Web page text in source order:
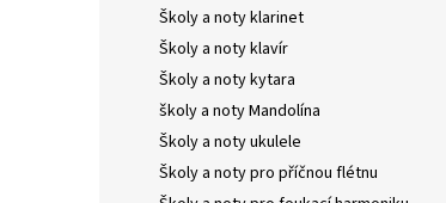
Školy a noty klarinet
Školy a noty klavír
Školy a noty kytara
školy a noty Mandolína
Školy a noty ukulele
Školy a noty pro příčnou flétnu